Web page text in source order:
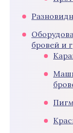
бровей и